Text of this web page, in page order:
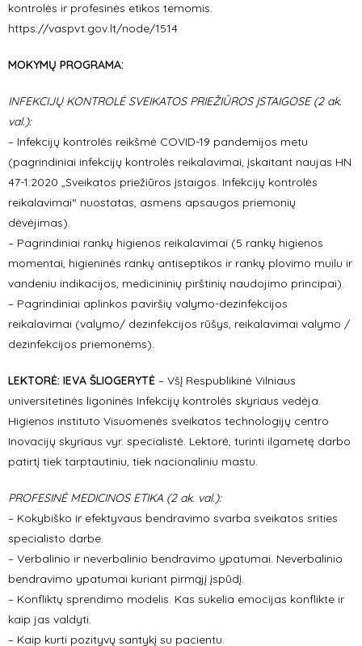
kontrolės ir profesinės etikos temomis.
https://vaspvt.gov.lt/node/1514
MOKYMŲ PROGRAMA:
INFEKCIJŲ KONTROLĖ SVEIKATOS PRIEŽIŪROS ĮSTAIGOSE (2 ak.
val.):
– Infekcijų kontrolės reikšmė COVID-19 pandemijos metu
(pagrindiniai infekcijų kontrolės reikalavimai, įskaitant naujas HN
47-1:2020 „Sveikatos priežiūros įstaigos. Infekcijų kontrolės
reikalavimai“ nuostatas, asmens apsaugos priemonių
dėvėjimas).
– Pagrindiniai rankų higienos reikalavimai (5 rankų higienos
momentai, higieninės rankų antiseptikos ir rankų plovimo muilu ir
vandeniu indikacijos, medicininių pirštinių naudojimo principai).
– Pagrindiniai aplinkos paviršių valymo-dezinfekcijos
reikalavimai (valymo/ dezinfekcijos rūšys, reikalavimai valymo /
dezinfekcijos priemonėms).
LEKTORĖ: IEVA ŠLIOGERYTĖ – VšĮ Respublikinė Vilniaus
universitetinės ligoninės Infekcijų kontrolės skyriaus vedėja.
Higienos instituto Visuomenės sveikatos technologijų centro
Inovacijų skyriaus vyr. specialistė. Lektorė, turinti ilgametę darbo
patirtį tiek tarptautiniu, tiek nacionaliniu mastu.
PROFESINĖ MEDICINOS ETIKA (2 ak. val.):
– Kokybiško ir efektyvaus bendravimo svarba sveikatos srities
specialisto darbe.
– Verbalinio ir neverbalinio bendravimo ypatumai. Neverbalinio
bendravimo ypatumai kuriant pirmąjį įspūdį.
– Konfliktų sprendimo modelis. Kas sukelia emocijas konflikte ir
kaip jas valdyti.
– Kaip kurti pozityvų santykį su pacientu.